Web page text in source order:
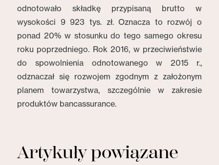
odnotowało składkę przypisaną brutto w
wysokości 9 923 tys. zł. Oznacza to rozwój o
ponad 20% w stosunku do tego samego okresu
roku poprzedniego. Rok 2016, w przeciwieństwie
do spowolnienia odnotowanego w 2015 r.,
odznaczał się rozwojem zgodnym z założonym
planem towarzystwa, szczególnie w zakresie
produktów bancassurance.
Artykuły powiązane